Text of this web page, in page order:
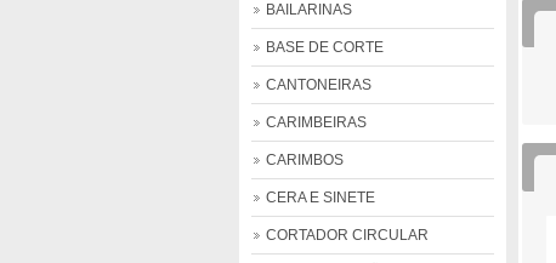
BAILARINAS
BASE DE CORTE
CANTONEIRAS
CARIMBEIRAS
CARIMBOS
CERA E SINETE
CORTADOR CIRCULAR